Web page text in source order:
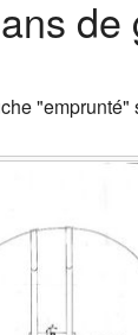
de
"emprunté"